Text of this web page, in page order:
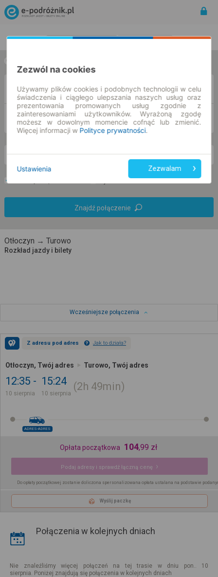
Z
DO
pn. 10 sie. -- : --
Znajdź połączenie
Otłoczyn → Turowo
Rozkład jazdy i bilety
Wcześniejsze połączenia
Z adresu pod adres Jak to działa?
Otłoczyn, Twój adres Turowo, Twój adres
12:35
10 sierpnia
15:24
10 sierpnia
2h 49min
ADRES-ADRES
Opłata początkowa 104,99 zł
Podaj adresy i sprawdź łączną cenę
Do opłaty początkowej zostanie doliczona spersonalizowana opłata ustalana na podstawie
Wyślij paczkę
Połączenia w kolejnych dniach
Nie znaleźliśmy więcej połączeń na tej trasie w dniu pon.. 10
sierpnia. Poniżej znajdują się połączenia w kolejnych dniach
Zezwól na cookies
Używamy plików cookies i podobnych technologii w celu
świadczenia i ciągłego ulepszania naszych usług oraz
prezentowania promowanych usług zgodnie z
zainteresowaniami użytkowników. Wyrażoną zgodę
możesz w dowolnym momencie cofnąć lub zmienić.
Więcej informacji w Polityce prywatności.
Ustawienia Zezwalam